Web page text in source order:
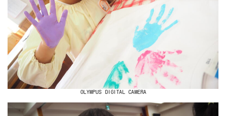
OLYMPUS DIGITAL CAMERA